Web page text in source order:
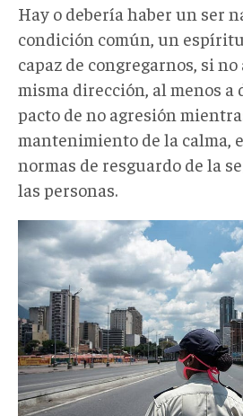
Hay o debería haber un ser
condición común, un
capaz de congregarnos, si
misma dirección, al menos
pacto de no agresión
mantenimiento de la calma,
normas de resguardo de la
las personas.